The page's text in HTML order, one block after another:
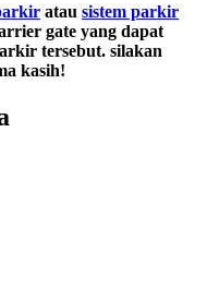
atau sistem parkir
gate yang dapat
tersebut. silakan
kasih!